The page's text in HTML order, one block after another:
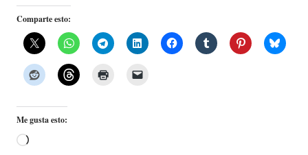
Comparte esto:
Me gusta esto:
Cargando...